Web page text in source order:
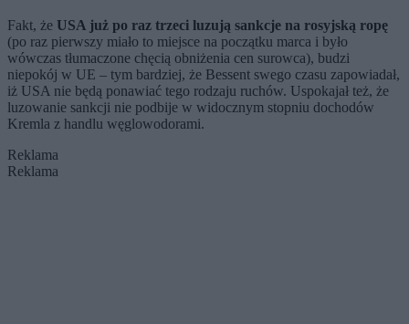
Fakt, że USA już po raz trzeci luzują sankcje na rosyjską ropę
(po raz pierwszy miało to miejsce na początku marca i było
wówczas tłumaczone chęcią obniżenia cen surowca), budzi
niepokój w UE – tym bardziej, że Bessent swego czasu zapowiadał,
iż USA nie będą ponawiać tego rodzaju ruchów. Uspokajał też, że
luzowanie sankcji nie podbije w widocznym stopniu dochodów
Kremla z handlu węglowodorami.
Reklama
Reklama